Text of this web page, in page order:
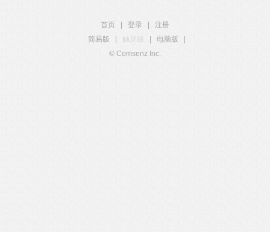
首页 登录
注册
简易版
触屏版 电脑版
© Comsenz Inc.